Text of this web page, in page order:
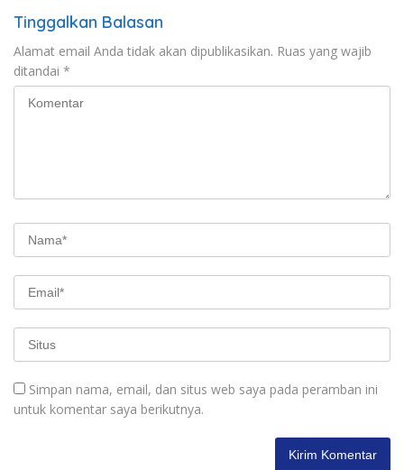
Tinggalkan Balasan
Alamat email Anda tidak akan dipublikasikan. Ruas yang wajib
ditandai *
Simpan nama, email, dan situs web saya pada peramban ini
untuk komentar saya berikutnya.